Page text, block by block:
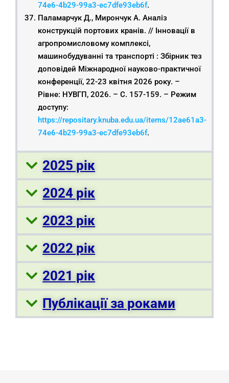
74e6-4b29-99a3-ec7dfe93eb6f.
Паламарчук Д., Мирончук А. Аналіз
конструкцій портових кранів. // Інновації в
агропромисловому комплексі,
машинобудуванні та транспорті : Збірник тез
доповідей Міжнародної науково-практичної
конференції, 22-23 квітня 2026 року. –
Рівне: НУВГП, 2026. – С. 157-159. – Режим
доступу:
https://repositary.knuba.edu.ua/items/12ae61a3-
74e6-4b29-99a3-ec7dfe93eb6f.
2025 рік
2024 рік
2023 рік
2022 рік
2021 рік
Публікації за роками